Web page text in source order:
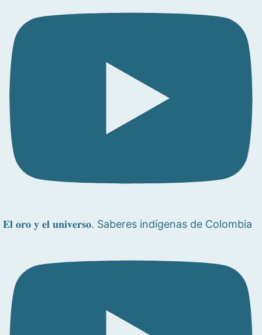
𝐄𝐥 𝐨𝐫𝐨 𝐲 𝐞𝐥 𝐮𝐧𝐢𝐯𝐞𝐫𝐬𝐨. Saberes indígenas de Colombia